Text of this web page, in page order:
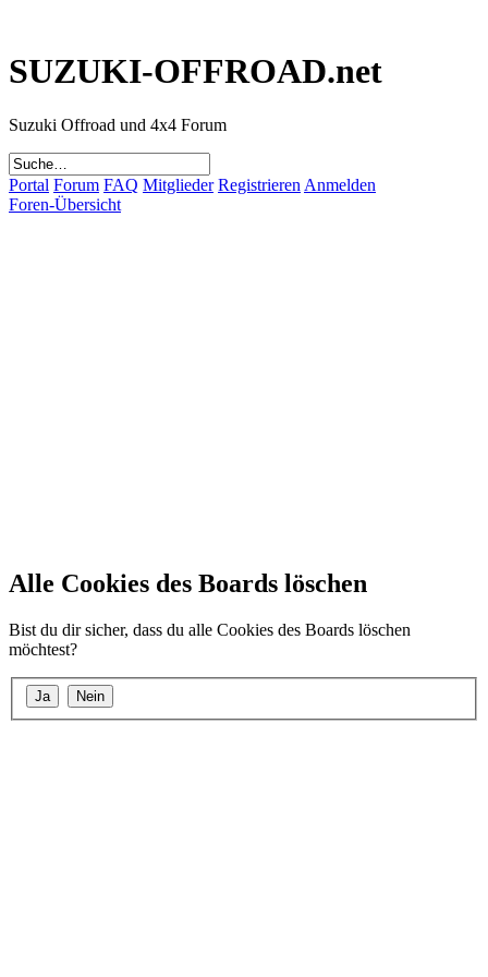
SUZUKI-OFFROAD.net
Suzuki Offroad und 4x4 Forum
Portal Forum FAQ Mitglieder Registrieren Anmelden
Foren-Übersicht
Alle Cookies des Boards löschen
Bist du dir sicher, dass du alle Cookies des Boards löschen
möchtest?